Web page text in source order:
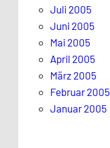
Juli 2005
Juni 2005
Mai 2005
April 2005
März 2005
Februar 2005
Januar 2005